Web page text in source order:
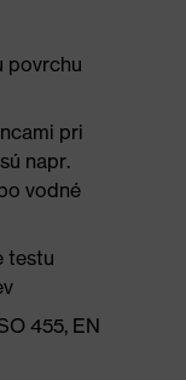
povrchu
pri
napr.
vodné
testu
455, EN